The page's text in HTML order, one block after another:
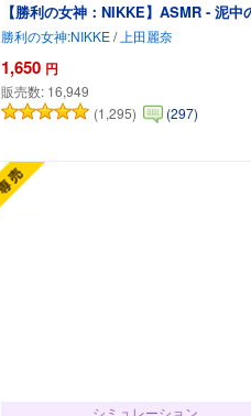
【勝利の女神：NIKKE】ASMR - 泥
勝利の女神:NIKKE/ 上田麗奈
1,650 円
販売数: 16,949
(1,295)
(297)